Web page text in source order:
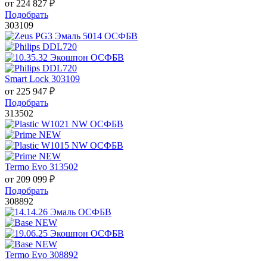
от 224 827 ₽
Подобрать
303109
Smart Lock 303109
от 225 947 ₽
Подобрать
313502
Termo Evo 313502
от 209 099 ₽
Подобрать
308892
Termo Evo 308892